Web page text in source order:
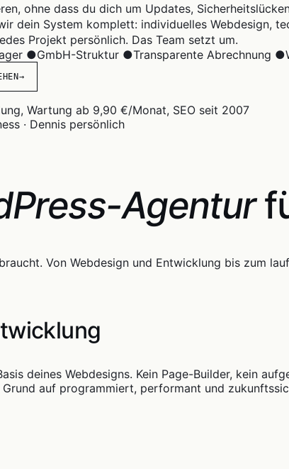
ohne dass du dich um Updates,
dein System komplett: individuelles Webdesign,
Projekt persönlich. Das Team setzt um.
●GmbH-Struktur ●Transparente Abrechnung ●
→
· Dennis persönlich
Agentur
Von Webdesign und Entwicklung bis zum
deines Webdesigns. Kein Page-Builder, kein
auf programmiert, performant und